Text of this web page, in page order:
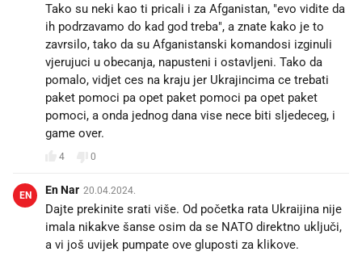
Tako su neki kao ti pricali i za Afganistan, "evo vidite da
ih podrzavamo do kad god treba", a znate kako je to
zavrsilo, tako da su Afganistanski komandosi izginuli
vjerujuci u obecanja, napusteni i ostavljeni. Tako da
pomalo, vidjet ces na kraju jer Ukrajincima ce trebati
paket pomoci pa opet paket pomoci pa opet paket
pomoci, a onda jednog dana vise nece biti sljedeceg, i
game over.
4 0
EN En Nar 20.04.2024.
Dajte prekinite srati više. Od početka rata Ukraijina nije
imala nikakve šanse osim da se NATO direktno uključi,
a vi još uvijek pumpate ove gluposti za klikove.